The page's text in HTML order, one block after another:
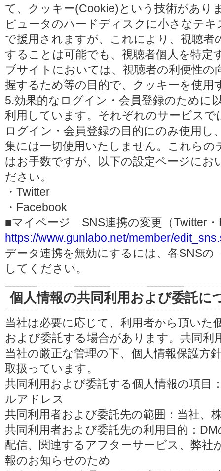
て、クッキー(Cookie)という技術があり
ピュータのハードディスクに小さなテ
で援用されますが、これにより、視聴
することは可能でも、視聴者個人を特定
ブサイトにおいては、視聴者の利便性の
握するため等の目的で、クッキーを使用
5.効果的なログイン・会員登録のために
利用しています。それぞれのサービス
ログイン・会員登録の目的にのみ使用し
集には一切使用いたしません。これらの
はお手数ですが、以下の設定ページにお
ださい。
・Twitter
・Facebook
■マイページ SNS連携の変更（Twitter・
https://www.gunlabo.net/member/
データ連携を無効にするには、各SNS
してください。
個人情報の共同利用および委託に
当社は必要に応じて、利用者から頂いた
および委託する場合があります。共同利
当社の厳正な管理の下、個人情報保護方
取扱っています。
共同利用および委託する個人情報の項目
ルアドレス
共同利用者および委託先の範囲：当社、
共同利用者および委託先の利用目的：
配信、関連するアフターサービス、弊社
報のお知らせのため